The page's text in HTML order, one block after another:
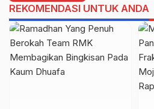
REKOMENDASI UNTUK ANDA